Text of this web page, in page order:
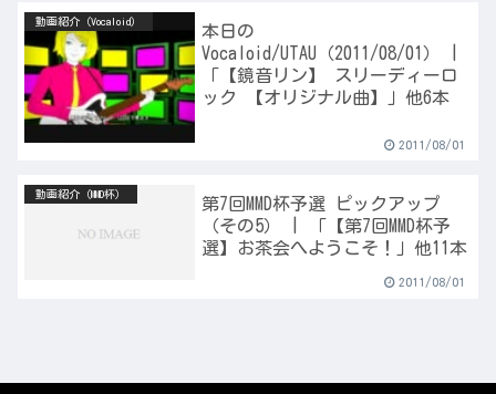
動画紹介（Vocaloid）
本日の
Vocaloid/UTAU（2011/08/01） |
「【鏡音リン】 スリーディーロ
ック 【オリジナル曲】」他6本
2011/08/01
動画紹介（MMD杯）
第7回MMD杯予選 ピックアップ
（その5） | 「【第7回MMD杯予
選】お茶会へようこそ！」他11本
2011/08/01